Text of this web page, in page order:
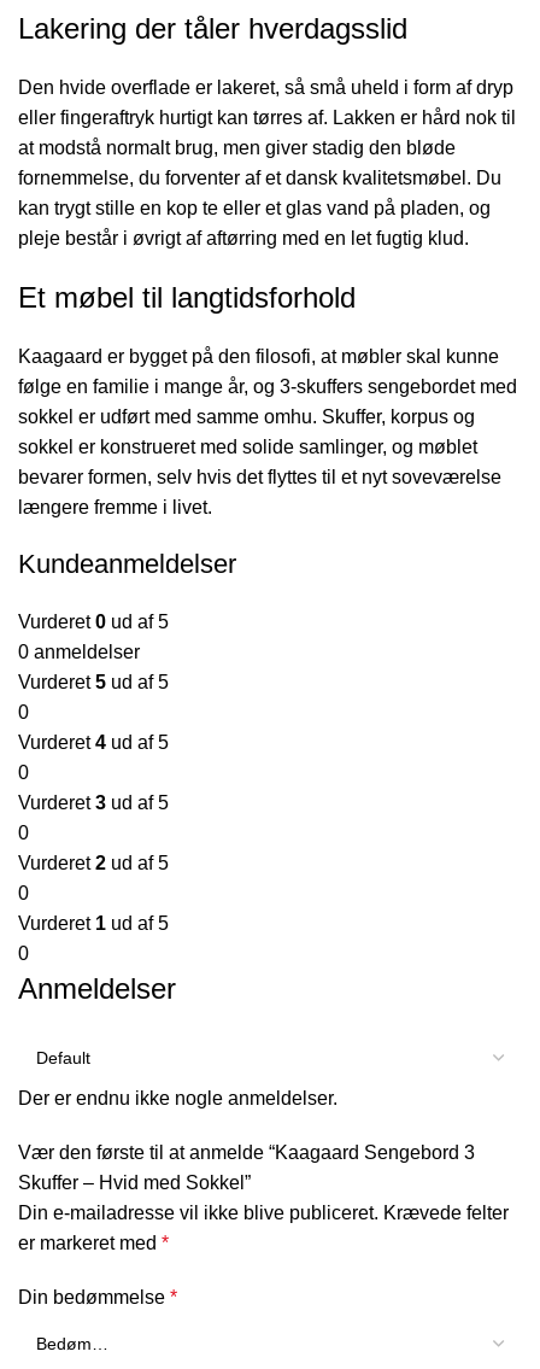
Lakering der tåler hverdagsslid
Den hvide overflade er lakeret, så små uheld i form af dryp
eller fingeraftryk hurtigt kan tørres af. Lakken er hård nok til
at modstå normalt brug, men giver stadig den bløde
fornemmelse, du forventer af et dansk kvalitetsmøbel. Du
kan trygt stille en kop te eller et glas vand på pladen, og
pleje består i øvrigt af aftørring med en let fugtig klud.
Et møbel til langtidsforhold
Kaagaard er bygget på den filosofi, at møbler skal kunne
følge en familie i mange år, og 3-skuffers sengebordet med
sokkel er udført med samme omhu. Skuffer, korpus og
sokkel er konstrueret med solide samlinger, og møblet
bevarer formen, selv hvis det flyttes til et nyt soveværelse
længere fremme i livet.
Kundeanmeldelser
Vurderet0 ud af 5
0 anmeldelser
Vurderet5 ud af 5
0
Vurderet4 ud af 5
0
Vurderet3 ud af 5
0
Vurderet2 ud af 5
0
Vurderet 1 ud af 5
0
Anmeldelser
Der er endnu ikke nogle anmeldelser.
Vær den første til at anmelde “Kaagaard Sengebord 3
Skuffer – Hvid med Sokkel”
Din e-mailadresse vil ikke blive publiceret. Krævede felter
er markeret med *
Din bedømmelse *